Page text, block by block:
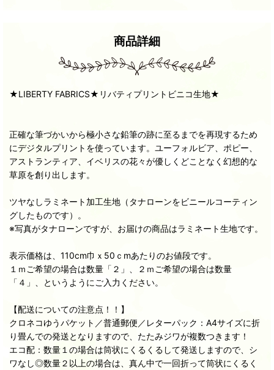
商品詳細
★LIBERTY FABRICS★リバティプリントビニコ生地★
正確な筆づかいから極小さな鉛筆の跡に至るまでを再現するため
にデジタルプリントを使っています。ユーフォルビア、ポピー、
アストランティア、イベリスの花々が優しくどことなく幻想的な
草原を創り出します。
ツヤなしラミネート加工生地（タナローンをビニールコーティン
グしたものです）。
※写真がタナローンですが、お届けの商品はラミネート生地です。
表示価格は、110cm巾ｘ50ｃmあたりのお値段です。
１ｍご希望の場合は数量「２」、２ｍご希望の場合は数量
「４」、というようにご入力ください。
【配送についての注意点！！】
クロネコゆうパケット／普通郵便／レターパック：A4サイズに折
り畳んでの発送となりますので、たたみジワが複数つきます！
エコ配：数量１の場合は筒状にくるくるして発送しますので、シ
ワなし◎数量２以上の場合は、真ん中で一回折って筒状にくるく